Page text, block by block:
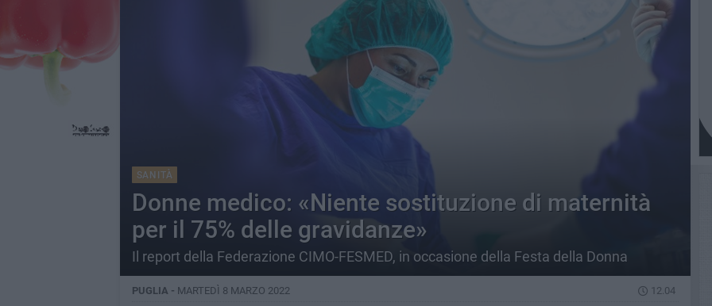
SANITÀ
Donne medico: «Niente sostituzione di maternità
per il 75% delle gravidanze»
Il report della Federazione CIMO-FESMED, in occasione della Festa della Donna
PUGLIA - MARTEDÌ 8 MARZO 2022 12.04